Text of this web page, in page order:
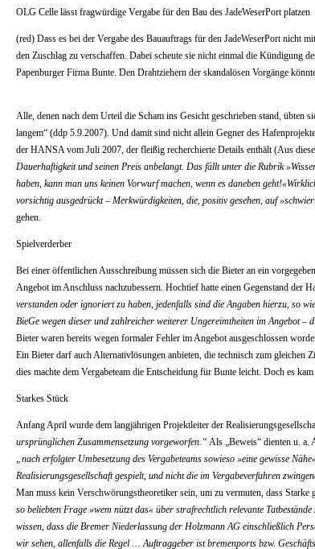
OLG Celle lässt fragwürdige Vergabe für den Bau des JadeWeserPort platzen
(red) Dass es bei der Vergabe des Bauauftrags für den JadeWeserPort nicht
den Zuschlag zu verschaffen. Dabei scheute sie nicht einmal die Kündigung
Papenburger Firma Bunte. Den Drahtziehern der skandalösen Vorgänge
Alle, denen nach dem Urteil die Scham ins Gesicht geschrieben stand, übten
langem“ (ddp 5.9.2007). Und damit sind nicht allein Gegner des
der HANSA vom Juli 2007, der fleißig recherchierte Details enthält (Aus
Dauerhaftigkeit und seinen Preis anbelangt. Das fällt unter die Rubrik
haben, kann man uns keinen Vorwurf machen, wenn es daneben geht!«
vorsichtig ausgedrückt – Merkwürdigkeiten, die, positiv gesehen, auf
gehen.
Spielverderber
Bei einer öffentlichen Ausschreibung müssen sich die Bieter an ein
Angebot im Anschluss nachzubessern. Hochtief hatte einen Gegenstand der
verstanden oder ignoriert zu haben, jedenfalls sind die Angaben hierzu, so
BieGe wegen dieser und zahlreicher weiterer Ungereimtheiten im Angebot –
Bieter waren bereits wegen formaler Fehler im Angebot ausgeschlossen
Ein Bieter darf auch Alternativlösungen anbieten, die technisch zum
dies machte dem Vergabeteam die Entscheidung für Bunte leicht. Doch es kam
Starkes Stück
Anfang April wurde dem langjährigen Projektleiter der
ursprünglichen Zusammensetzung vorgeworfen.“ Als „Beweis“ dienten u. a.
„nach erfolgter Umbesetzung des Vergabeteams sowieso »eine gewisse
Realisierungsgesellschaft gespielt, und nicht die im Vergabeverfahren
Man muss kein Verschwörungstheoretiker sein, um zu vermuten, dass
so beliebten Frage »wem nützt das« über strafrechtlich relevante
wissen, dass die Bremer Niederlassung der Holzmann AG einschließlich
wir sehen, allenfalls die Regel … Auftraggeber ist bremenports bzw.